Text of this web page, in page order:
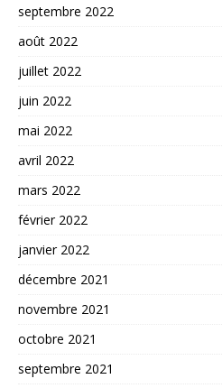
septembre 2022
août 2022
juillet 2022
juin 2022
mai 2022
avril 2022
mars 2022
février 2022
janvier 2022
décembre 2021
novembre 2021
octobre 2021
septembre 2021